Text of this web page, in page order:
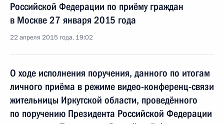
Российской Федерации по приёму граждан
в Москве 27 января 2015 года
22 апреля 2015 года, 19:02
О ходе исполнения поручения, данного по итогам
личного приёма в режиме видео-конференц-связи
жительницы Иркутской области, проведённого
по поручению Президента Российской Федерации